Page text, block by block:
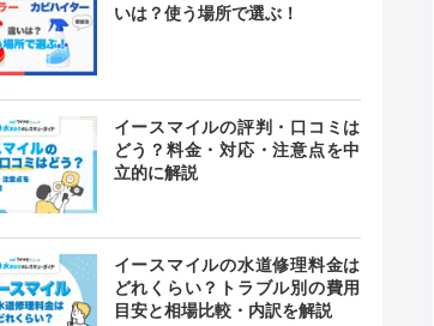
いは？使う場所で選ぶ！
イースマイルの評判・口コミは
どう？料金・対応・注意点を中
立的に解説
イースマイルの水道修理料金は
どれくらい？トラブル別の費用
目安と相場比較・内訳を解説